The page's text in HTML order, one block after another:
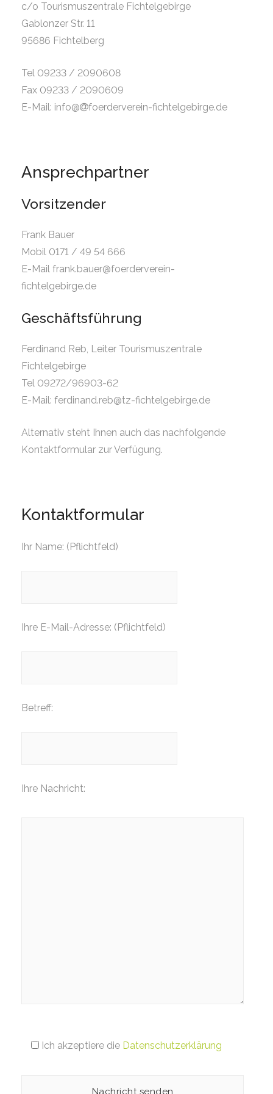
c/o Tourismuszentrale Fichtelgebirge
Gablonzer Str. 11
95686 Fichtelberg
Tel 09233 / 2090608
Fax 09233 / 2090609
E-Mail: info@
foerderverein-fichtelgebirge.de
Ansprechpartner
Vorsitzender
Frank Bauer
Mobil 0171 / 49 54 666
E-Mail frank.bauer@foerderverein-
fichtelgebirge.de
Geschäftsführung
Ferdinand Reb, Leiter Tourismuszentrale
Fichtelgebirge
Tel 09272/96903-62
E-Mail: ferdinand.reb@tz-fichtelgebirge.de
Alternativ steht Ihnen auch das nachfolgende
Kontaktformular zur Verfügung.
Kontaktformular
Ihr Name: (Pflichtfeld)
Ihre E-Mail-Adresse: (Pflichtfeld)
Betreff:
Ihre Nachricht:
Ich akzeptiere die Datenschutzerklärung